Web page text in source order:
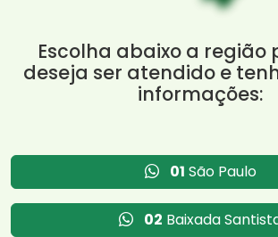
Escolha abaixo a região
deseja ser atendido e
informações:
01 São Paulo
02 Baixada